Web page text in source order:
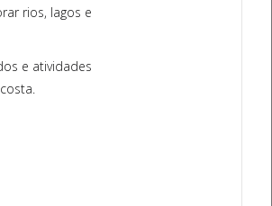
rios, lagos e
e atividades